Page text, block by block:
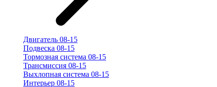
Двигатель 08-15
Подвеска 08-15
Тормозная система 08-15
Трансмиссия 08-15
Выхлопная система 08-15
Интерьер 08-15